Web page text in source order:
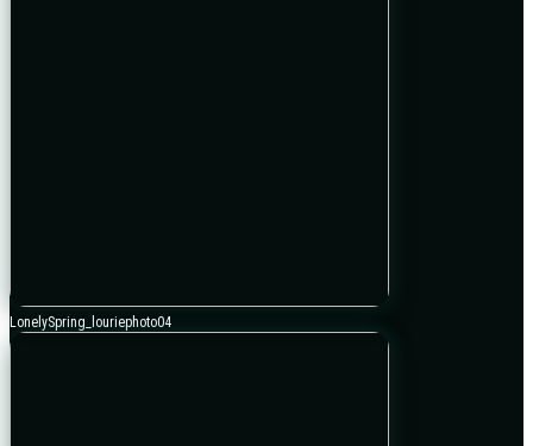
LonelySpring_louriephoto04